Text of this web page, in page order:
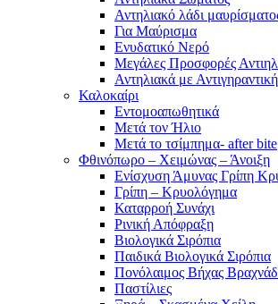
Αντηλιακό λάδι
Για Μαύρισμα
Ενυδατικό Νερό
Μεγάλες Προσφορές
Αντηλιακά με
Καλοκαίρι
Εντομοαπωθητικά
Μετά τον Ήλιο
Μετά το τσίμπημα- after bite
Φθινόπωρο – Χειμώνας – Άνοιξη
Ενίσχυση Άμυνας Γρίπη
Γρίπη – Κρυολόγημα
Καταρροή Συνάχι
Ρινική Απόφραξη
Βιολογικά Σιρόπια
Παιδικά Βιολογικά Σιρόπια
Πονόλαιμος Βήχας
Παστίλιες